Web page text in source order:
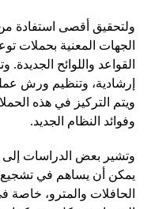
ولتحقيق أقصى استفادة
الجهات المعنية بحملات
القواعد واللوائح
إرشادية، وتنظيم ورش
ويتم التركيز في هذه
وفوائد النظام الجديد.
وتشير بعض الدراسات إلى
يمكن أن يساهم في تشجيع
الحافلات والمترو، خاصة